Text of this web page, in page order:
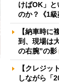
けばOK」
のか？《1級
【納車時に
到、現場は
の右腕”の影
【クレジッ
しながら「